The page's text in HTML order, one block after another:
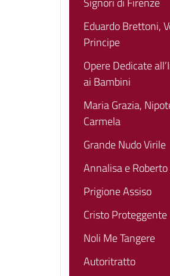
Eduardo Brettoni,
Principe
Opere Dedicate
ai Bambini
Maria Grazia,
Carmela
Grande Nudo Virile
Annalisa e
Prigione Assiso
Cristo Proteggente
Noli Me Tangere
Autoritratto